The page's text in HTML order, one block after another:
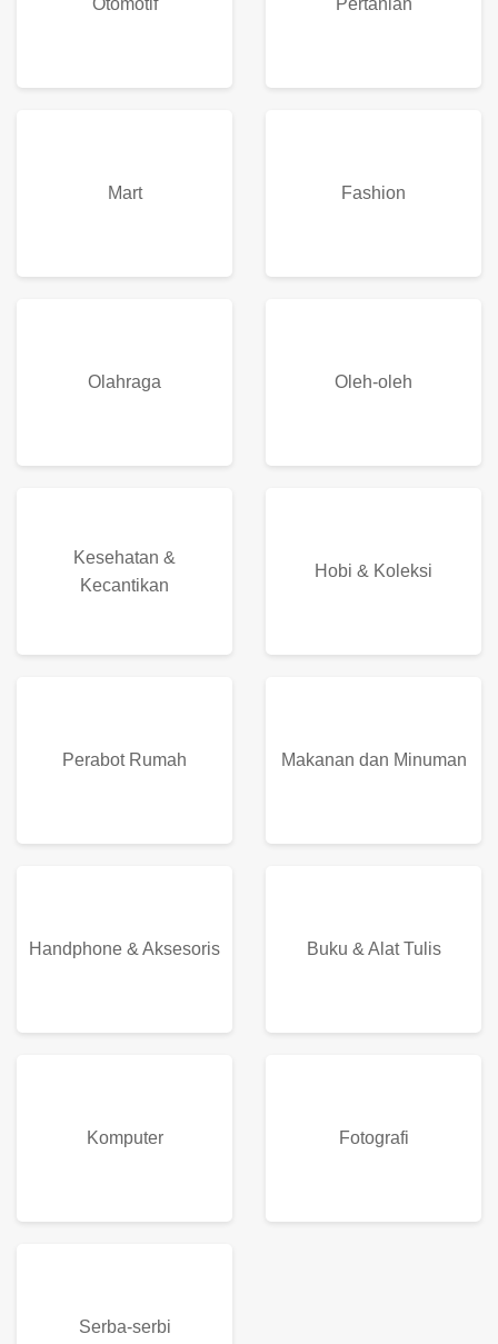
Otomotif Pertanian
Mart Fashion
Olahraga Oleh-oleh
Kesehatan &
Kecantikan
Hobi & Koleksi
Perabot Rumah Makanan dan Minuman
Handphone & Aksesoris Buku & Alat Tulis
Komputer Fotografi
Serba-serbi